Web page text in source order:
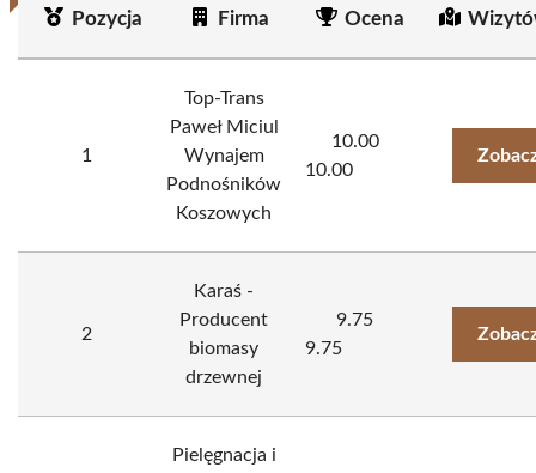
Pozycja Firma Ocena
1
Top-Trans
Paweł Miciul
Wynajem
Podnośników
Koszowych
10.00
10.00
2
Karaś -
Producent
biomasy
drzewnej
9.75
9.75
Pielęgnacja i